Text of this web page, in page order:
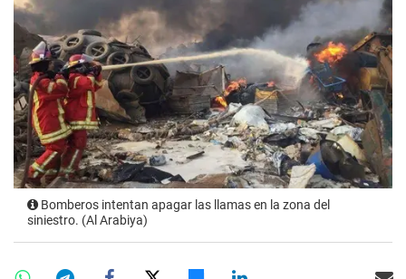
Bomberos intentan apagar las llamas en la zona del
siniestro. (Al Arabiya)